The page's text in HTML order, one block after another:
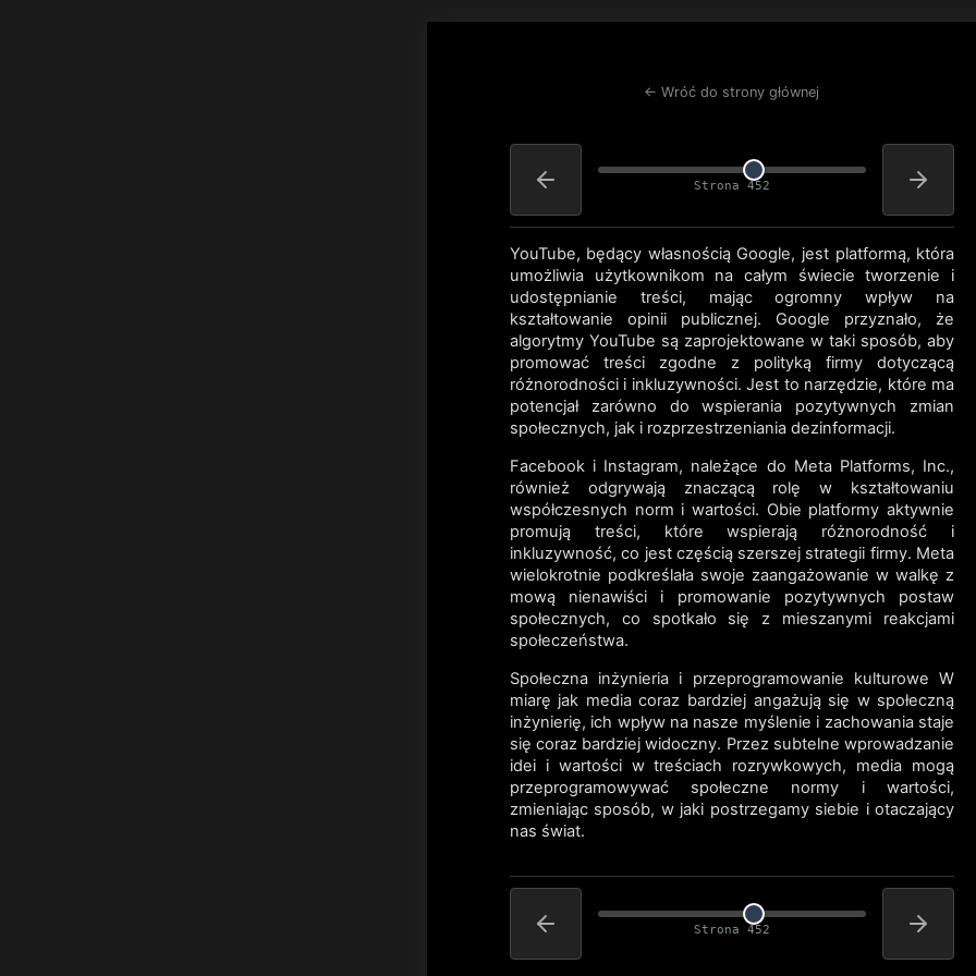
← Wróć do strony głównej
Strona 452
YouTube, będący własnością Google, jest platformą, która
umożliwia użytkownikom na całym świecie tworzenie i
udostępnianie treści, mając ogromny wpływ na
kształtowanie opinii publicznej. Google przyznało, że
algorytmy YouTube są zaprojektowane w taki sposób, aby
promować treści zgodne z polityką firmy dotyczącą
różnorodności i inkluzywności. Jest to narzędzie, które ma
potencjał zarówno do wspierania pozytywnych zmian
społecznych, jak i rozprzestrzeniania dezinformacji.
Facebook i Instagram, należące do Meta Platforms, Inc.,
również odgrywają znaczącą rolę w kształtowaniu
współczesnych norm i wartości. Obie platformy aktywnie
promują treści, które wspierają różnorodność i
inkluzywność, co jest częścią szerszej strategii firmy. Meta
wielokrotnie podkreślała swoje zaangażowanie w walkę z
mową nienawiści i promowanie pozytywnych postaw
społecznych, co spotkało się z mieszanymi reakcjami
społeczeństwa.
Społeczna inżynieria i przeprogramowanie kulturowe W
miarę jak media coraz bardziej angażują się w społeczną
inżynierię, ich wpływ na nasze myślenie i zachowania staje
się coraz bardziej widoczny. Przez subtelne wprowadzanie
idei i wartości w treściach rozrywkowych, media mogą
przeprogramowywać społeczne normy i wartości,
zmieniając sposób, w jaki postrzegamy siebie i otaczający
nas świat.
Strona 452